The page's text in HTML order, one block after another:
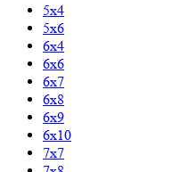
5х4
5х6
6х4
6х6
6х7
6х8
6х9
6х10
7х7